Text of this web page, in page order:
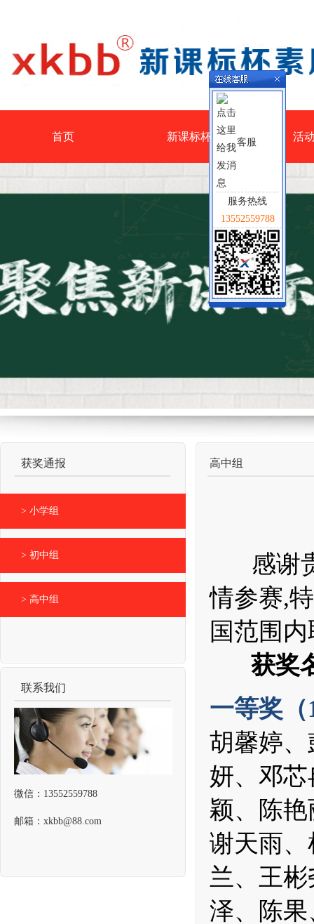
首页 新课标杯 活
获奖通报
> 小学组
> 初中组
> 高中组
联系我们
微信：13552559788
邮箱：xkbb@88.com
高中组
感谢
情参赛,
国范围
获奖
一等奖（
胡馨婷
妍、邓
颖、陈
谢天雨
兰、王
泽、陈
客服
服务热线
13552559788